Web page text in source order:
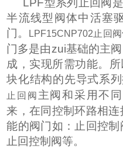
LPF型系列止回阀
半流线型阀体中活塞
门。
LPF15CNP702止回阀
门多是由zui基础的主
成，实现所需功能。
块化结构的先导式系列
止回阀 主阀和采用不
来，在同控制环路相
能的阀门如：止回控
止回控制阀等。